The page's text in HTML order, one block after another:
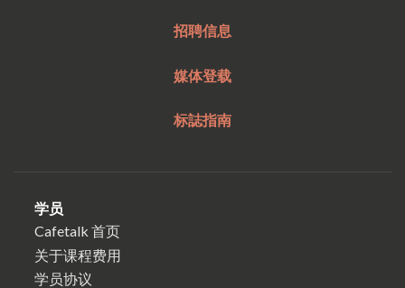
招聘信息
媒体登载
标誌指南
学员
Cafetalk 首页
关于课程费用
学员协议